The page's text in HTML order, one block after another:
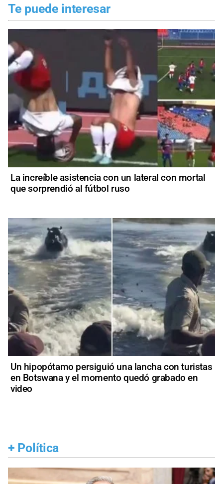
Te puede interesar
La increíble asistencia con un lateral con mortal
que sorprendió al fútbol ruso
Un hipopótamo persiguió una lancha con turistas
en Botswana y el momento quedó grabado en
video
+ Política